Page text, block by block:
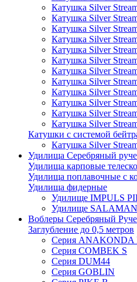
Катушка Silver
Катушка Silver
Катушка Silver
Катушка Silver
Катушка Silver
Катушка Silver
Катушка Silver
Катушка Silver
Катушка Silver
Катушка Silver
Катушка Silver
Катушка Silver
Катушки с системой
Катушка Silver
Удилища Серебряный
Удилища карповые
Удилища поплавочные с
Удилища фидерные
Удилище IMPULS
Удилище
Воблеры Серебряный
Заглубление до 0,5 метров
Серия ANAKONDA
Серия COMBEK S
Серия DUM44
Серия GOBLIN